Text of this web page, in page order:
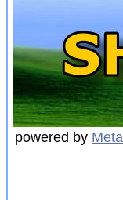
powered by